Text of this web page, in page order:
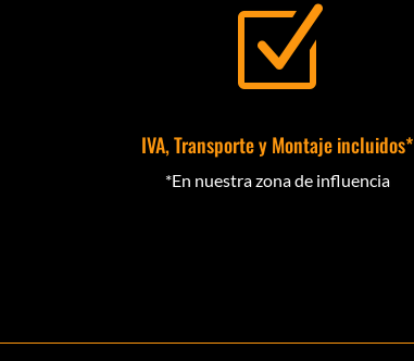
Z
IVA, Transporte y Montaje incluidos*
*En nuestra zona de influencia